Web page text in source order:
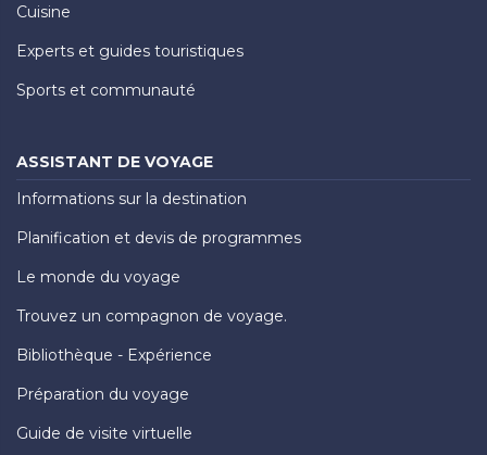
Cuisine
Experts et guides touristiques
Sports et communauté
ASSISTANT DE VOYAGE
Informations sur la destination
Planification et devis de programmes
Le monde du voyage
Trouvez un compagnon de voyage.
Bibliothèque - Expérience
Préparation du voyage
Guide de visite virtuelle